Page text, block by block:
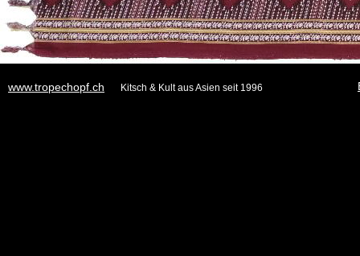
www.tropechopf.ch Kitsch & Kult aus Asien seit 1996